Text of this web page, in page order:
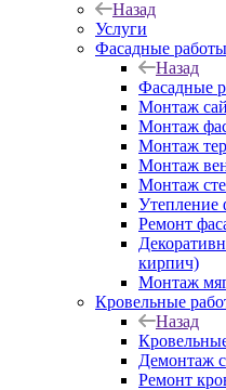
Назад
Услуги
Фасадные работы
Назад
Фасадные
Монтаж
Монтаж
Монтаж
Монтаж
Монтаж
Утепление
Ремонт
кирпич)
Монтаж
Кровельные
Назад
Демонтаж
Ремонт